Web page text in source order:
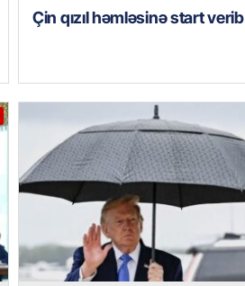
Çin qızıl həmləsinə start verib